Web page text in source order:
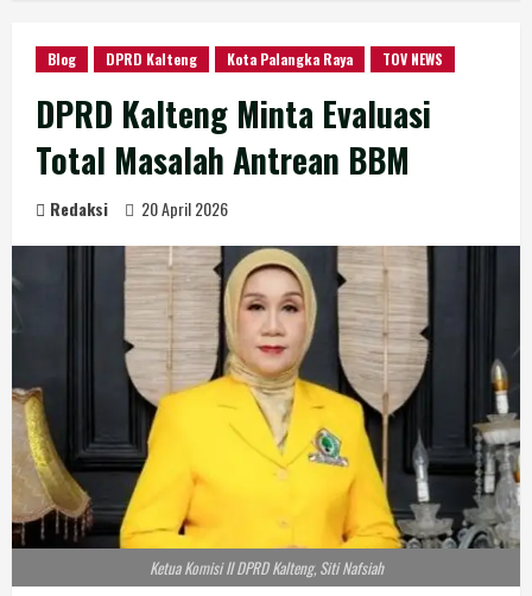
Blog DPRD Kalteng Kota Palangka Raya TOV NEWS
DPRD Kalteng Minta Evaluasi
Total Masalah Antrean BBM
Redaksi 20 April 2026
Ketua Komisi II DPRD Kalteng, Siti Nafsiah